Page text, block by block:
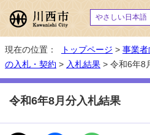
やさしい日本語
現在の位置： トップページ > 事業者
の入札・契約 > 入札結果 > 令和6年8
令和6年8月分入札結果